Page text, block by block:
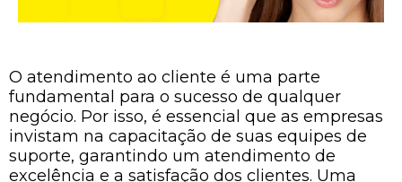
O atendimento ao cliente é uma parte
fundamental para o sucesso de qualquer
negócio. Por isso, é essencial que as empresas
invistam na capacitação de suas equipes de
suporte, garantindo um atendimento de
excelência e a satisfação dos clientes. Uma